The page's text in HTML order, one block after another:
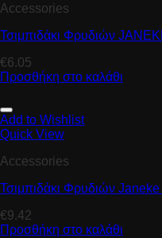
Accessories
Τσιμπιδάκι Φρυδιών
€6.05
Προσθήκη στο καλάθι
Add to Wishlist
Quick View
Accessories
Τσιμπιδάκι Φρυδιών
€9.42
Προσθήκη στο καλάθι